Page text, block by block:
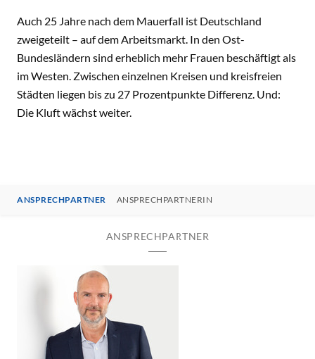
Auch 25 Jahre nach dem Mauerfall ist Deutschland
zweigeteilt – auf dem Arbeitsmarkt. In den Ost-
Bundesländern sind erheblich mehr Frauen beschäftigt als
im Westen. Zwischen einzelnen Kreisen und kreisfreien
Städten liegen bis zu 27 Prozentpunkte Differenz. Und:
Die Kluft wächst weiter.
ANSPRECHPARTNER ANSPRECHPARTNERIN
ANSPRECHPARTNER